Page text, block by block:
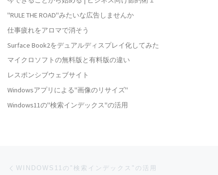
"RULE THE ROAD"みたいな広告しませんか
仕事疲れをアロマで消そう
Surface Book2をデュアルディスプレイ化してみた
マイクロソフトの無料版と有料版の違い
レスポンシブウェブサイト
Windowsアプリによる"画像のリサイズ"
Windows11の"検索インデックス"の活用
Post navigation
WINDOWS11の"検索インデックス"の活用